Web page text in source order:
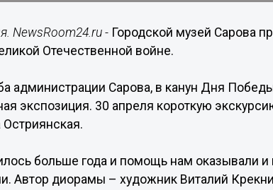
NewsRoom24.ru - Городской музей Сарова
Отечественной войне.
администрации Сарова, в канун Дня
экспозиция. 30 апреля короткую
больше года и помощь нам оказывали
Автор диорамы – художник Виталий